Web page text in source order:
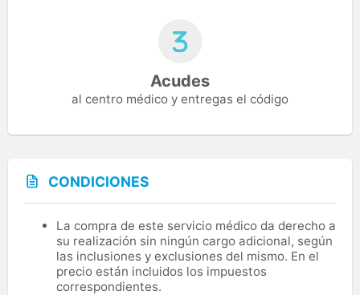
Acudes
al centro médico y entregas el código
CONDICIONES
La compra de este servicio médico da derecho a
su realización sin ningún cargo adicional, según
las inclusiones y exclusiones del mismo. En el
precio están incluidos los impuestos
correspondientes.